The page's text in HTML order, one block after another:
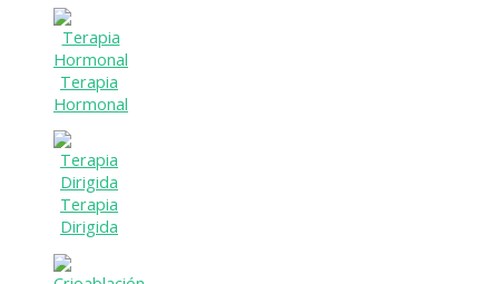
Terapia
Hormonal
Terapia
Dirigida